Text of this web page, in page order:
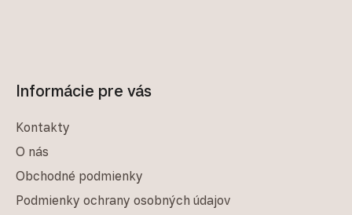
Informácie pre vás
Kontakty
O nás
Obchodné podmienky
Podmienky ochrany osobných údajov